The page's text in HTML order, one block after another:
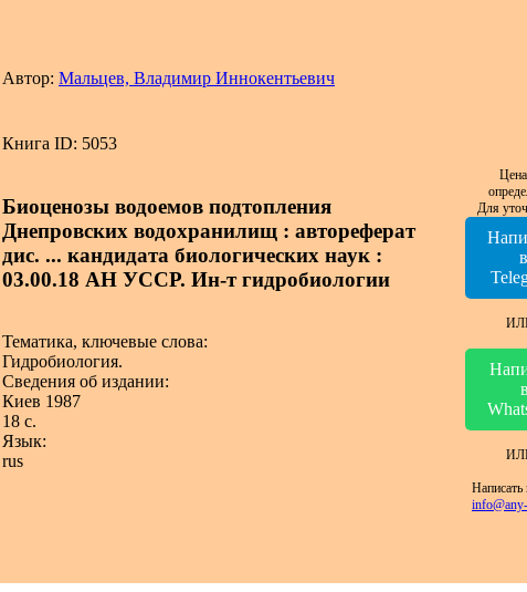
Автор: Мальцев, Владимир Иннокентьевич
Книга ID: 5053
Биоценозы водоемов подтопления
Днепровских водохранилищ : автореферат
дис. ... кандидата биологических наук :
03.00.18 АН УССР. Ин-т гидробиологии
Тематика, ключевые слова:
Гидробиология.
Сведения об издании:
Киев 1987
18 с.
Язык:
rus
Для
в
в
Написать